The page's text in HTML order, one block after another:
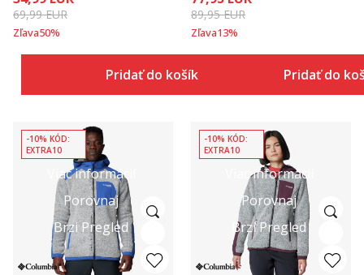
69,99EUR
Zľava50%
Pridať do košíka
89,95EUR
Zľava13%
Pridať do
Viac informácií
Porovnaj
Brzi Pregled
-10% KÓD:
EXTRA10
Viac informácií
Porovnaj
Brzi Pregled
-10% KÓD:
EXTRA10